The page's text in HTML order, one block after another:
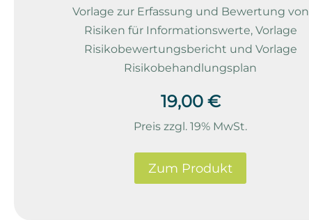
Vorlage zur Erfassung und Bewertung von
Risiken für Informationswerte, Vorlage
Risikobewertungsbericht und Vorlage
Risikobehandlungsplan
19,00 €
Preis zzgl. 19% MwSt.
Zum Produkt